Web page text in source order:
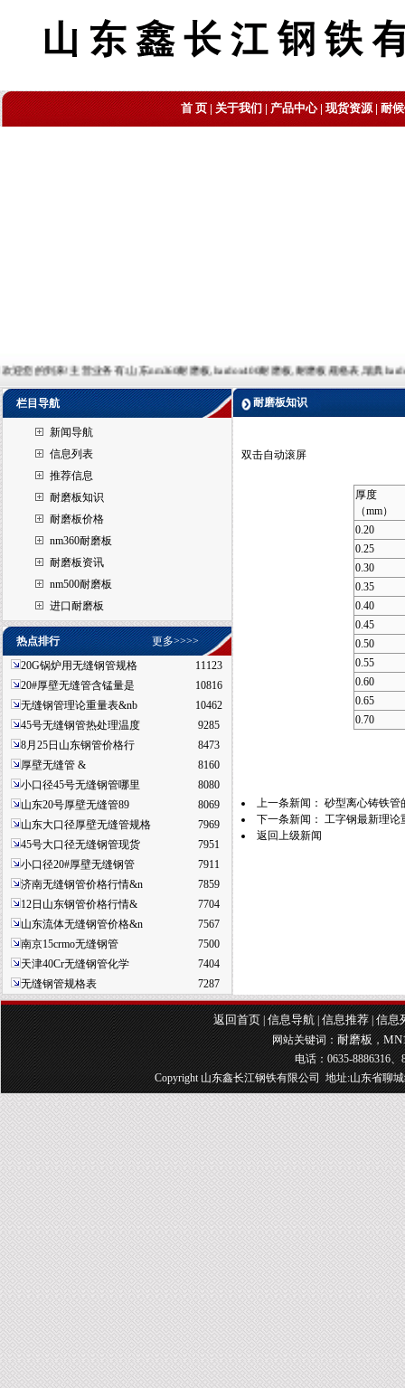
首 页|关于我们|产品中心|现货资源|耐
您的到来!主营业务有:山东nm360耐磨板,hardox400耐磨板,耐磨板规格表,瑞典
栏目导航
新闻导航
信息列表
推荐信息
耐磨板知识
耐磨板价格
nm360耐磨板
耐磨板资讯
nm500耐磨板
进口耐磨板
热点排行
更多>>>>
20G锅炉用无缝钢管规格
11123
20#厚壁无缝管含锰量是
10816
无缝钢管理论重量表&nb
10462
45号无缝钢管热处理温度
9285
8月25日山东钢管价格行
8473
厚壁无缝管 &
8160
小口径45号无缝钢管哪里
8080
山东20号厚壁无缝管89
8069
山东大口径厚壁无缝管规格
7969
45号大口径无缝钢管现货
7951
小口径20#厚壁无缝钢管
7911
济南无缝钢管价格行情&n
7859
12日山东钢管价格行情&
7704
山东流体无缝钢管价格&n
7567
南京15crmo无缝钢管
7500
天津40Cr无缝钢管化学
7404
无缝钢管规格表
7287
耐磨板知识
双击自动滚屏
厚度
（mm）
0.20
0.25
0.30
0.35
0.40
0.45
0.50
0.55
0.60
0.65
0.70
上一条新闻： 砂型离心铸铁管
下一条新闻： 工字钢最新理论
返回上级新闻
返回首页|信息导航|信息推荐|信息
网站关键词：耐磨板，
电话：0635-8886316
Copyright 山东鑫长江钢铁有限公司 地址:山东省聊